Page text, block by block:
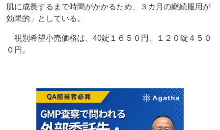
肌に成長するまで時間がかかるため、３カ月の継続服用が
効果的」としている。
税別希望小売価格は、40錠１６５０円、１２０錠４５０
０円。